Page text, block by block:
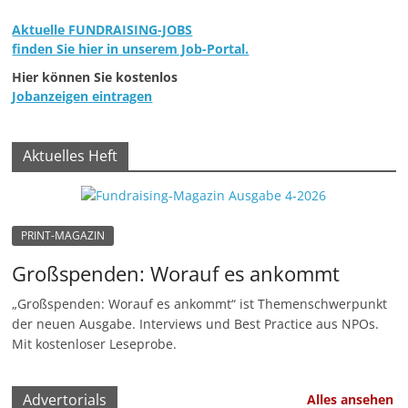
Aktuelle FUNDRAISING-JOBS
finden Sie hier in unserem Job-Portal.
Hier können Sie kostenlos
Jobanzeigen eintragen
Aktuelles Heft
PRINT-MAGAZIN
Großspenden: Worauf es ankommt
„Großspenden: Worauf es ankommt“ ist Themenschwerpunkt
der neuen Ausgabe. Interviews und Best Practice aus NPOs.
Mit kostenloser Leseprobe.
Advertorials Alles ansehen